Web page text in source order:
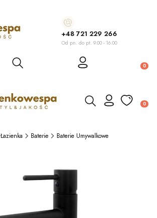
+48 721 229 266
Od pn. do pt. 9.00 - 16.00
Otwórz wyszukiwarkę
Otwórz wyszukiwarkę
Łazienka Baterie Baterie Umywalkowe